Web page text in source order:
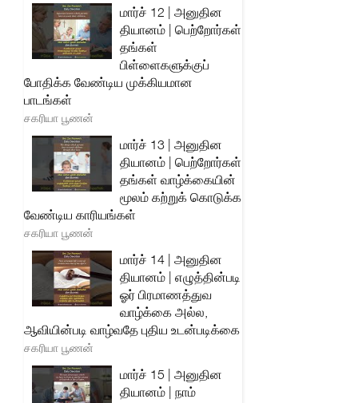
மார்ச் 12 | அனுதின
தியானம் | பெற்றோர்கள்
தங்கள்
பிள்ளைகளுக்குப்
போதிக்க வேண்டிய முக்கியமான
பாடங்கள்
சகரியா பூணன்
மார்ச் 13 | அனுதின
தியானம் | பெற்றோர்கள்
தங்கள் வாழ்க்கையின்
மூலம் கற்றுக் கொடுக்க
வேண்டிய காரியங்கள்
சகரியா பூணன்
மார்ச் 14 | அனுதின
தியானம் | எழுத்தின்படி
ஓர் பிரமாணத்துவ
வாழ்க்கை அல்ல,
ஆவியின்படி வாழ்வதே புதிய உடன்படிக்கை
சகரியா பூணன்
மார்ச் 15 | அனுதின
தியானம் | நாம்